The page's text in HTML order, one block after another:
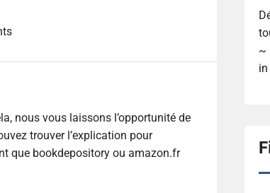
nous vous laissons l’opportunité de
trouver l’explication pour
que bookdepository ou amazon.fr
~